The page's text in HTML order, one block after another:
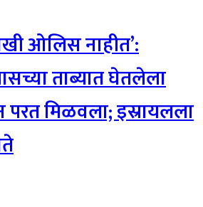
ओलिस नाहीत’:
ताब्यात घेतलेला
परत मिळवला; इस्रायलला